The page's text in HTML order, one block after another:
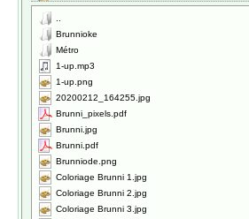
Brunnioke
Métro
1-up.mp3
1-up.png
20200212_164255.jpg
Brunni_pixels.pdf
Brunni.jpg
Brunni.pdf
Brunniode.png
Coloriage Brunni 1.jpg
Coloriage Brunni 2.jpg
Coloriage Brunni 3.jpg